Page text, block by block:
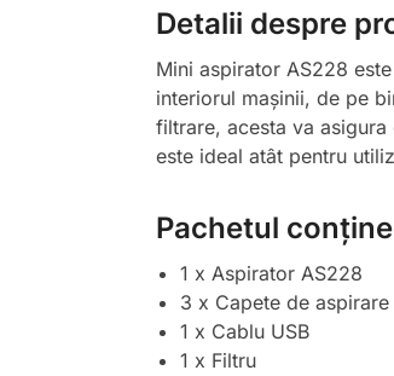
Detalii despre
Mini aspirator AS228
interiorul mașinii, de pe
filtrare, acesta va
este ideal atât pentru
Pachetul
1 x Aspirator AS228
3 x Capete de aspirare
1 x Cablu USB
1 x Filtru